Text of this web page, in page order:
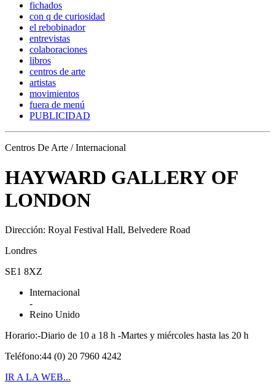
fichados
con q de curiosidad
el rebobinador
entrevistas
colaboraciones
libros
centros de arte
artistas
movimientos
fuera de menú
PUBLICIDAD
Centros De Arte / Internacional
HAYWARD GALLERY OF
LONDON
Dirección: Royal Festival Hall, Belvedere Road
Londres
SE1 8XZ
Internacional
-
Reino Unido
Horario:-Diario de 10 a 18 h -Martes y miércoles hasta las 20 h
Teléfono:44 (0) 20 7960 4242
IR A LA WEB...